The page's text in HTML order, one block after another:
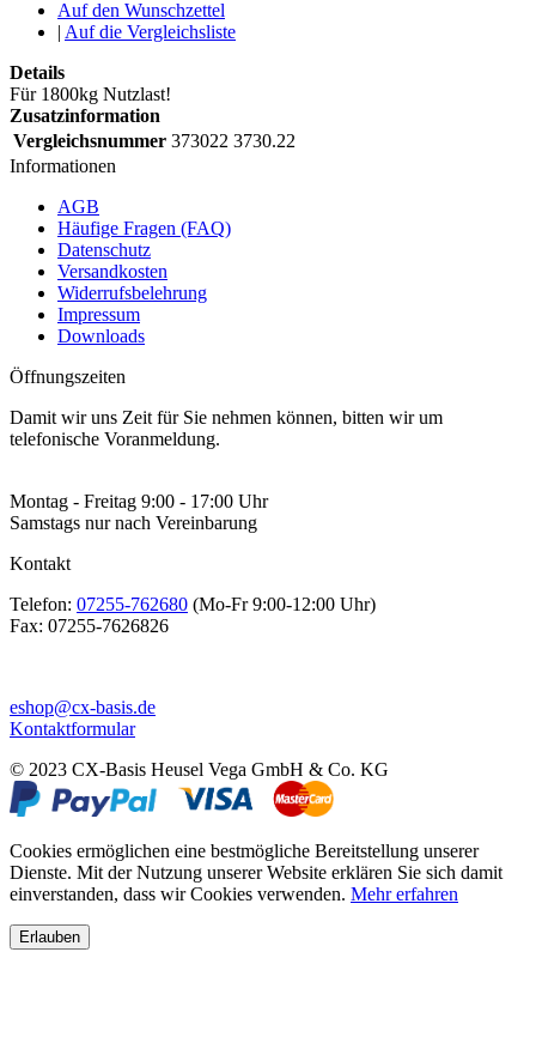
Auf den Wunschzettel
| Auf die Vergleichsliste
Details
Für 1800kg Nutzlast!
Zusatzinformation
Vergleichsnummer 373022 3730.22
Informationen
AGB
Häufige Fragen (FAQ)
Datenschutz
Versandkosten
Widerrufsbelehrung
Impressum
Downloads
Öffnungszeiten
Damit wir uns Zeit für Sie nehmen können, bitten wir um
telefonische Voranmeldung.
Montag - Freitag 9:00 - 17:00 Uhr
Samstags nur nach Vereinbarung
Kontakt
Telefon: 07255-762680 (Mo-Fr 9:00-12:00 Uhr)
Fax: 07255-7626826
eshop@cx-basis.de
Kontaktformular
© 2023 CX-Basis Heusel Vega GmbH & Co. KG
Cookies ermöglichen eine bestmögliche Bereitstellung unserer
Dienste. Mit der Nutzung unserer Website erklären Sie sich damit
einverstanden, dass wir Cookies verwenden. Mehr erfahren
Erlauben